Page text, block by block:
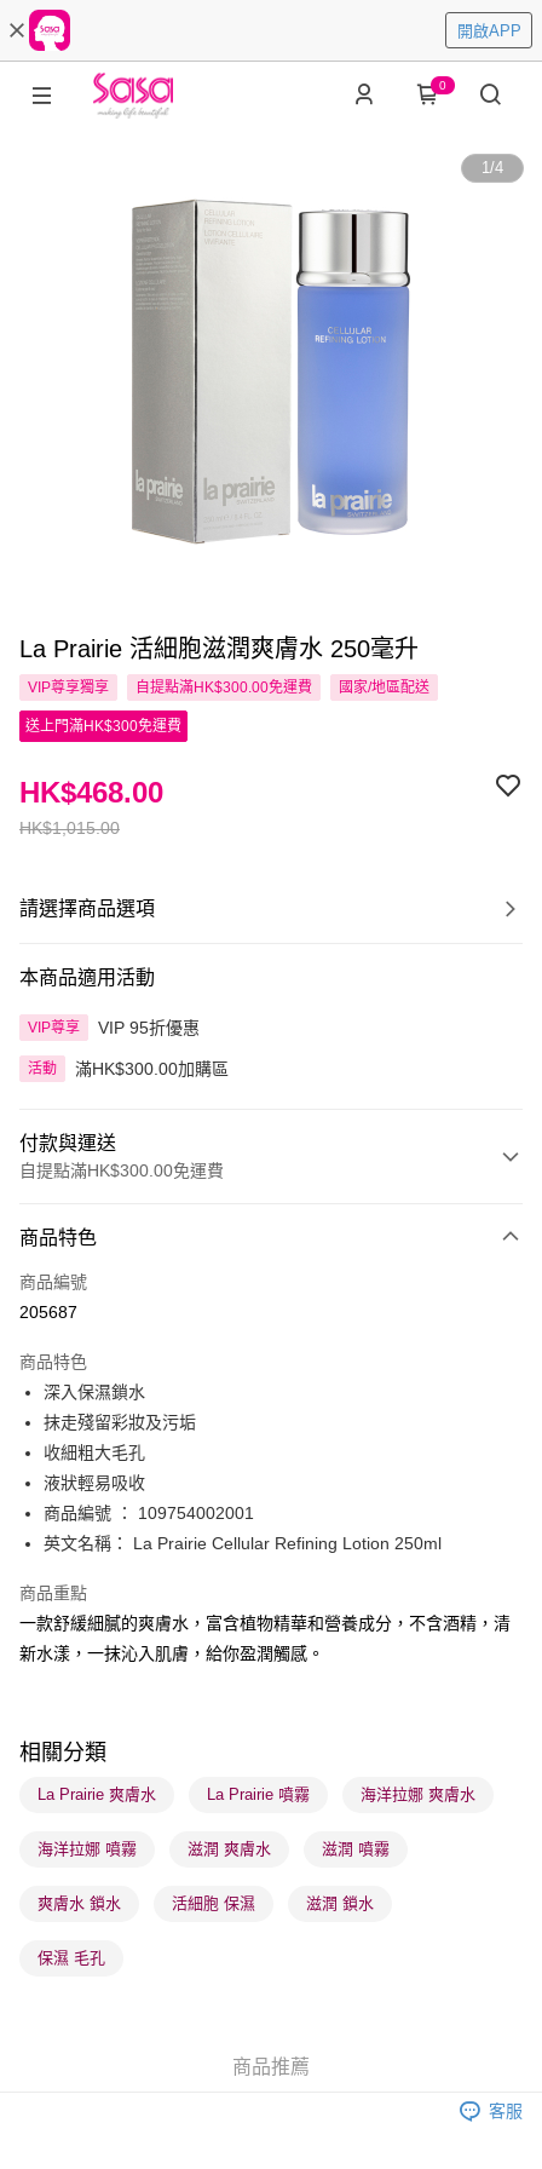
開啟APP
0
1/4
La Prairie 活細胞滋潤爽膚水 250毫升
VIP尊享獨享 自提點滿HK$300.00免運費 國家/地區配送
送上門滿HK$300免運費
HK$1,015.00
HK$468.00
請選擇商品選項
本商品適用活動
VIP尊享 VIP 95折優惠
活動 滿HK$300.00加購區
付款與運送
自提點滿HK$300.00免運費
信用卡
Apple Pay
PayMe
WeChat Pay
BoC Pay
送貨方式
每筆HK$65.00，滿HK$300.00或以上免運費
順豐站及營業點 - 確認發貨後1-3個工作天送達
物流公司進行物流配送
每筆HK$65.00，滿HK$300.00或以上免運費
(香港門市) 只顯示可選門市。確認發貨後2-5個工作天到店，3天內
每筆HK$20.00，滿HK$100.00或以上免運費
澳門地區配送 - 確認發貨後1-4個工作天送達
商品特色
商品編號
205687
商品特色
深入保濕鎖水
抹走殘留彩妝及污垢
收細粗大毛孔
液狀輕易吸收
商品編號 ： 109754002001
英文名稱： La Prairie Cellular Refining Lotion 250ml
商品重點
一款舒緩細膩的爽膚水，富含植物精華和營養成分，不含酒精，清
新水漾，一抹沁入肌膚，給你盈潤觸感。
相關分類
La Prairie 爽膚水 La Prairie 噴霧 海洋拉娜 爽膚水
海洋拉娜 噴霧 滋潤 爽膚水 滋潤 噴霧
爽膚水 鎖水 活細胞 保濕 滋潤 鎖水
保濕 毛孔
商品推薦
客服